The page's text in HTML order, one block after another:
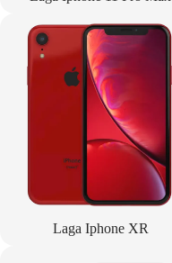
Laga Iphone XR